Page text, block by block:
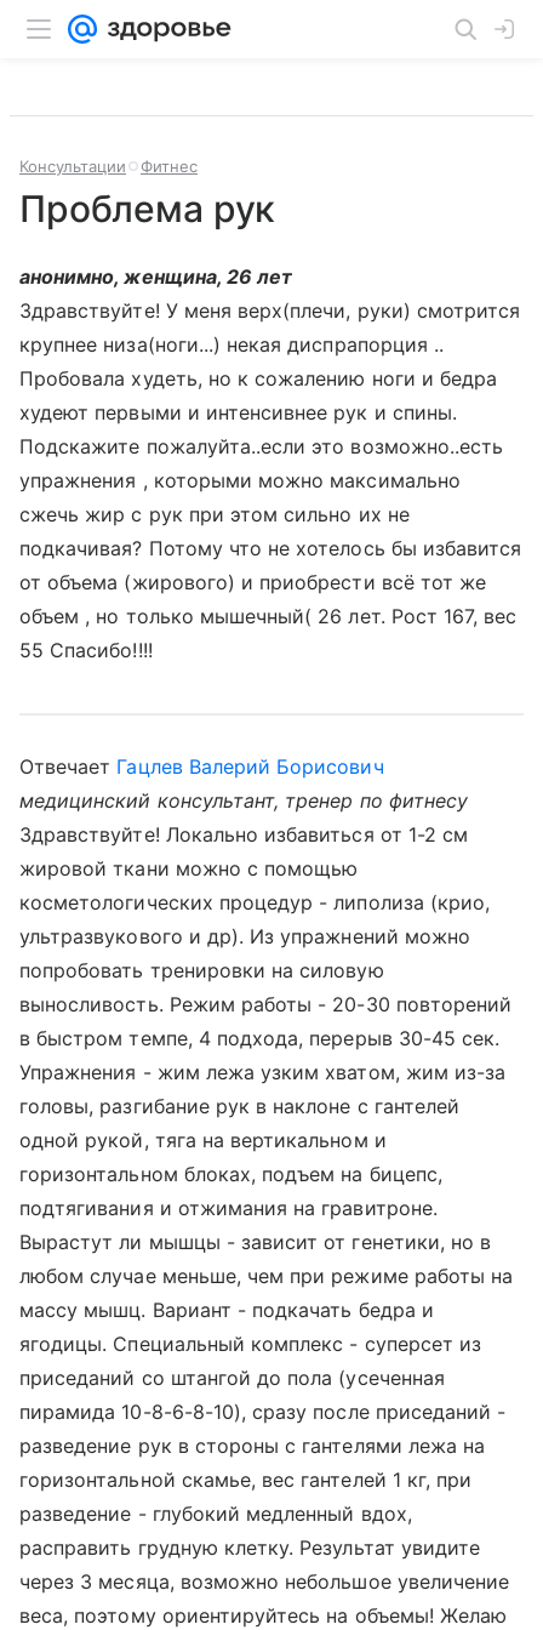
Консультации Фитнес
Проблема рук
анонимно, женщина, 26 лет
Здравствуйте! У меня верх(плечи, руки) смотрится
крупнее низа(ноги...) некая диспрапорция ..
Пробовала худеть, но к сожалению ноги и бедра
худеют первыми и интенсивнее рук и спины.
Подскажите пожалуйта..если это возможно..есть
упражнения , которыми можно максимально
сжечь жир с рук при этом сильно их не
подкачивая? Потому что не хотелось бы избавится
от объема (жирового) и приобрести всё тот же
объем , но только мышечный( 26 лет. Рост 167, вес
55 Спасибо!!!!
Отвечает Гацлев Валерий Борисович
медицинский консультант, тренер по фитнесу
Здравствуйте! Локально избавиться от 1-2 см
жировой ткани можно с помощью
косметологических процедур - липолиза (крио,
ультразвукового и др). Из упражнений можно
попробовать тренировки на силовую
выносливость. Режим работы - 20-30 повторений
в быстром темпе, 4 подхода, перерыв 30-45 сек.
Упражнения - жим лежа узким хватом, жим из-за
головы, разгибание рук в наклоне с гантелей
одной рукой, тяга на вертикальном и
горизонтальном блоках, подъем на бицепс,
подтягивания и отжимания на гравитроне.
Вырастут ли мышцы - зависит от генетики, но в
любом случае меньше, чем при режиме работы на
массу мышц. Вариант - подкачать бедра и
ягодицы. Специальный комплекс - суперсет из
приседаний со штангой до пола (усеченная
пирамида 10-8-6-8-10), сразу после приседаний -
разведение рук в стороны с гантелями лежа на
горизонтальной скамье, вес гантелей 1 кг, при
разведение - глубокий медленный вдох,
расправить грудную клетку. Результат увидите
через 3 месяца, возможно небольшое увеличение
веса, поэтому ориентируйтесь на объемы! Желаю